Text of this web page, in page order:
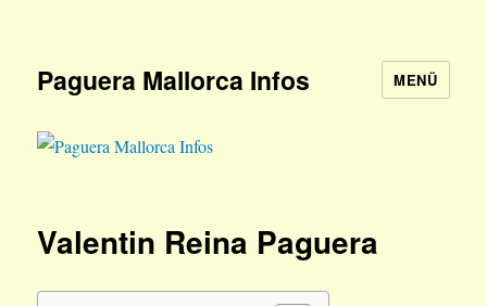
Paguera Mallorca Infos MENÜ
Valentin Reina Paguera